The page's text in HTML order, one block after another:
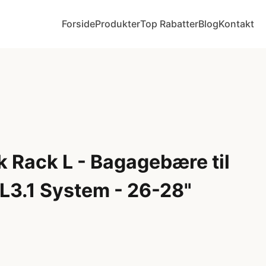
ForsideProdukterTop RabatterBlogKontakt
Rack L - Bagagebære til
System - 26-28"